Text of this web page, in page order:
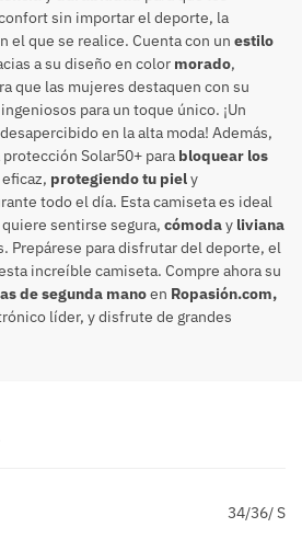
sin importar el deporte, la
el que se realice. Cuenta con un estilo
a su diseño en color morado,
que las mujeres destaquen con su
para un toque único. ¡Un
en la alta moda! Además,
Solar50+ para bloquear los
protegiendo tu piely
todo el día. Esta camiseta es ideal
sentirse segura, cómoday liviana
Prepárese para disfrutar del deporte, el
increíble camiseta. Compre ahora su
de segunda manoen Ropasión.com,
líder, y disfrute de grandes
34/36/ S